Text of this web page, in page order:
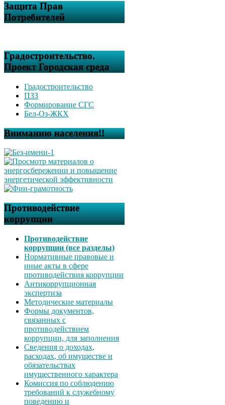
Защита Прав
Потребителей
Градостроительство.
Проект Городская среда
Градостроительство
ПЗЗ
Формирование СГС
Бел-Оз-ЖКХ
Вниманию населения!!
Противодействие
коррупции
Противодействие
коррупции (все разделы)
Нормативные правовые и
иные акты в сфере
противодействия коррупции
Антикоррупционная
экспертиза
Методические материалы
Формы документов,
связанных с
противодействием
коррупции, для заполнения
Сведения о доходах,
расходах, об имуществе и
обязательствах
имущественного характера
Комиссия по соблюдению
требований к служебному
поведению и